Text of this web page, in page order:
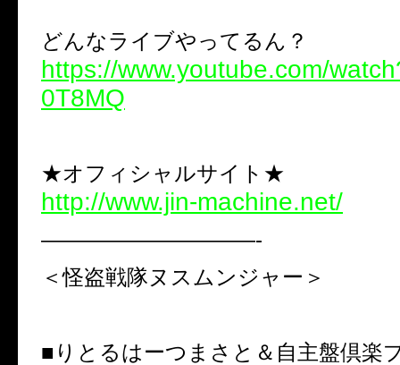
どんなライブやってるん？
https://www.youtube.com/
0T8MQ
★オフィシャルサイト★
http://www.jin-machine.net/
——————————-
＜怪盗戦隊ヌスムンジャー＞
■りとるはーつまさと＆自主盤倶楽